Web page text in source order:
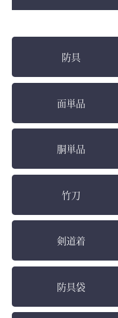
防具
面単品
胴単品
竹刀
剣道着
防具袋